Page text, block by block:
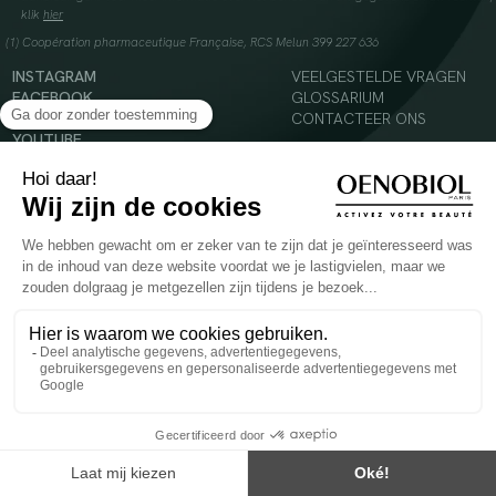
klik hier
(1) Coopération pharmaceutique Française, RCS Melun 399 227 636
INSTAGRAM
FACEBOOK
TIKTOK
YOUTUBE
VEELGESTELDE VRAGEN
GLOSSARIUM
CONTACTEER ONS
Voedingssupplement dat moet worden geconsumeerd als onderdeel van een gevarieerde,
evenwichtige voeding en een gezonde levensstijl. Aanbevolen dagelijkse dosis niet
overschrijden. Enkel voor volwassenen, buiten het bereik van kinderen houden.